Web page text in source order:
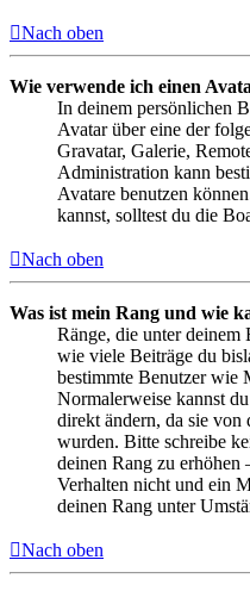
Nach oben
Wie verwende ich einen
In deinem persönlichen
Avatar über eine der
Gravatar, Galerie,
Administration kann
Avatare benutzen
kannst, solltest du die
Nach oben
Was ist mein Rang und wie
Ränge, die unter deinem
wie viele Beiträge du
bestimmte Benutzer wie
Normalerweise kannst
direkt ändern, da sie
wurden. Bitte schreibe
deinen Rang zu
Verhalten nicht und ein
deinen Rang unter
Nach oben